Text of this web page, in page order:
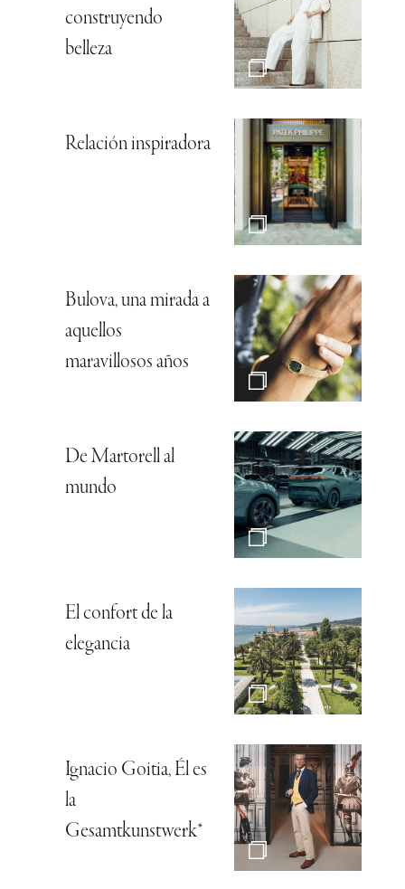
construyendo
belleza
Relación inspiradora
Bulova, una mirada a
aquellos
maravillosos años
De Martorell al
mundo
El confort de la
elegancia
Ignacio Goitia, Él es
la
Gesamtkunstwerk*